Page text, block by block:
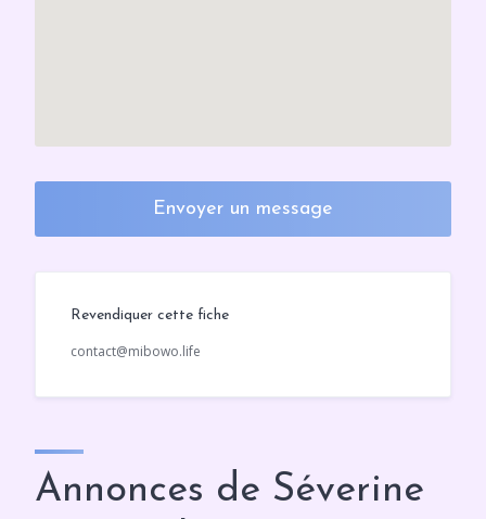
Envoyer un message
Revendiquer cette fiche
contact@mibowo.life
Annonces de Séverine